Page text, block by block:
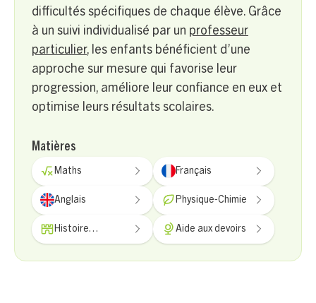
difficultés spécifiques de chaque élève. Grâce
à un suivi individualisé par un professeur
particulier, les enfants bénéficient d’une
approche sur mesure qui favorise leur
progression, améliore leur confiance en eux et
optimise leurs résultats scolaires.
Matières
Maths Français
Anglais Physique-Chimie
Histoire
Géographie
Aide aux devoirs